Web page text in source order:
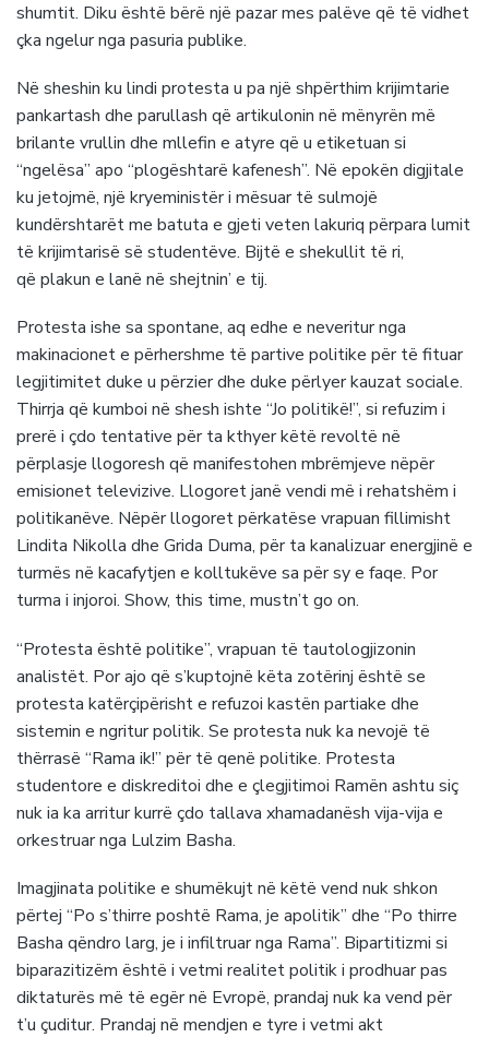
shumtit. Diku është bërë një pazar mes palëve që të vidhet
çka ngelur nga pasuria publike.
Në sheshin ku lindi protesta u pa një shpërthim krijimtarie
pankartash dhe parullash që artikulonin në mënyrën më
brilante vrullin dhe mllefin e atyre që u etiketuan si
“ngelësa” apo “plogështarë kafenesh”. Në epokën digjitale
ku jetojmë, një kryeministër i mësuar të sulmojë
kundërshtarët me batuta e gjeti veten lakuriq përpara lumit
të krijimtarisë së studentëve. Bijtë e shekullit të ri,
që plakun e lanë në shejtnin’ e tij.
Protesta ishe sa spontane, aq edhe e neveritur nga
makinacionet e përhershme të partive politike për të fituar
legjitimitet duke u përzier dhe duke përlyer kauzat sociale.
Thirrja që kumboi në shesh ishte “Jo politikë!”, si refuzim i
prerë i çdo tentative për ta kthyer këtë revoltë në
përplasje llogoresh që manifestohen mbrëmjeve nëpër
emisionet televizive. Llogoret janë vendi më i rehatshëm i
politikanëve. Nëpër llogoret përkatëse vrapuan fillimisht
Lindita Nikolla dhe Grida Duma, për ta kanalizuar energjinë e
turmës në kacafytjen e kolltukëve sa për sy e faqe. Por
turma i injoroi. Show, this time, mustn’t go on.
“Protesta është politike”, vrapuan të tautologjizonin
analistët. Por ajo që s’kuptojnë këta zotërinj është se
protesta katërçipërisht e refuzoi kastën partiake dhe
sistemin e ngritur politik. Se protesta nuk ka nevojë të
thërrasë “Rama ik!” për të qenë politike. Protesta
studentore e diskreditoi dhe e çlegjitimoi Ramën ashtu siç
nuk ia ka arritur kurrë çdo tallava xhamadanësh vija-vija e
orkestruar nga Lulzim Basha.
Imagjinata politike e shumëkujt në këtë vend nuk shkon
përtej “Po s’thirre poshtë Rama, je apolitik” dhe “Po thirre
Basha qëndro larg, je i infiltruar nga Rama”. Bipartitizmi si
biparazitizëm është i vetmi realitet politik i prodhuar pas
diktaturës më të egër në Evropë, prandaj nuk ka vend për
t’u çuditur. Prandaj në mendjen e tyre i vetmi akt